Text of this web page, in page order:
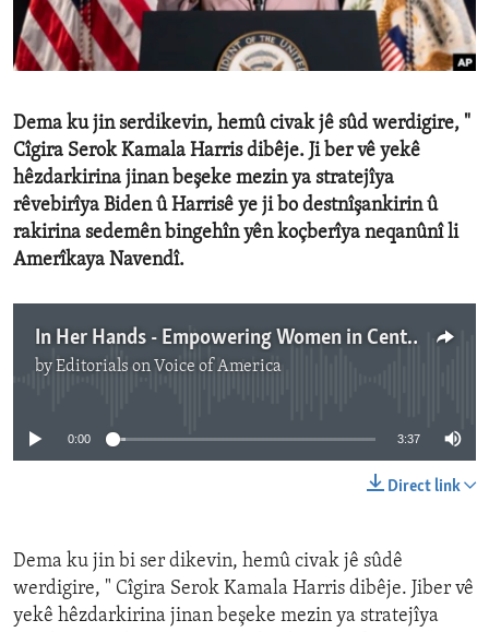
ENVIRONMENT AND HEALTH
IDEALS AND INSTITUTIONS
Dema ku jin serdikevin, hemû civak jê sûd werdigire, "
Cîgira Serok Kamala Harris dibêje. Ji ber vê yekê
hêzdarkirina jinan beşeke mezin ya stratejîya
rêvebirîya Biden û Harrisê ye ji bo destnîşankirin û
rakirina sedemên bingehîn yên koçberîya neqanûnî li
Amerîkaya Navendî.
In Her Hands - Empowering Women in Central America
byEditorials on Voice of America
0:00 3:37
Direct link
Dema ku jin bi ser dikevin, hemû civak jê sûdê
werdigire, " Cîgira Serok Kamala Harris dibêje. Jiber vê
yekê hêzdarkirina jinan beşeke mezin ya stratejîya